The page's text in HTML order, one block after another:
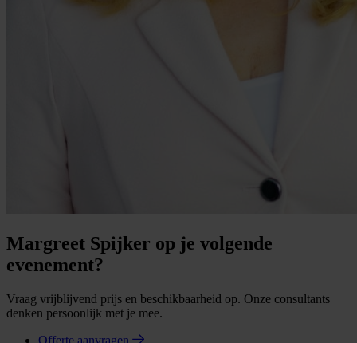
Margreet Spijker op je volgende
evenement?
Vraag vrijblijvend prijs en beschikbaarheid op. Onze consultants
denken persoonlijk met je mee.
Offerte aanvragen